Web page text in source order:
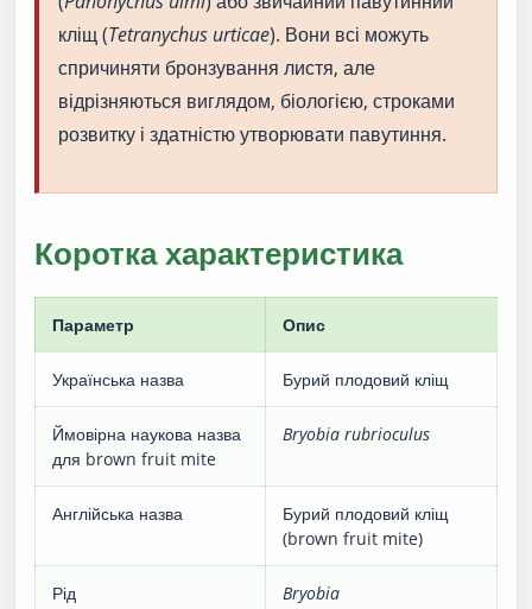
кліщ (Tetranychus urticae). Вони всі можуть
спричиняти бронзування листя, але
відрізняються виглядом, біологією, строками
розвитку і здатністю утворювати павутиння.
Коротка характеристика
Параметр Опис
Українська назва Бурий плодовий кліщ
Ймовірна наукова назва
для brown fruit mite
Bryobia rubrioculus
Англійська назва
Бурий плодовий кліщ
(brown fruit mite)
Рід Bryobia